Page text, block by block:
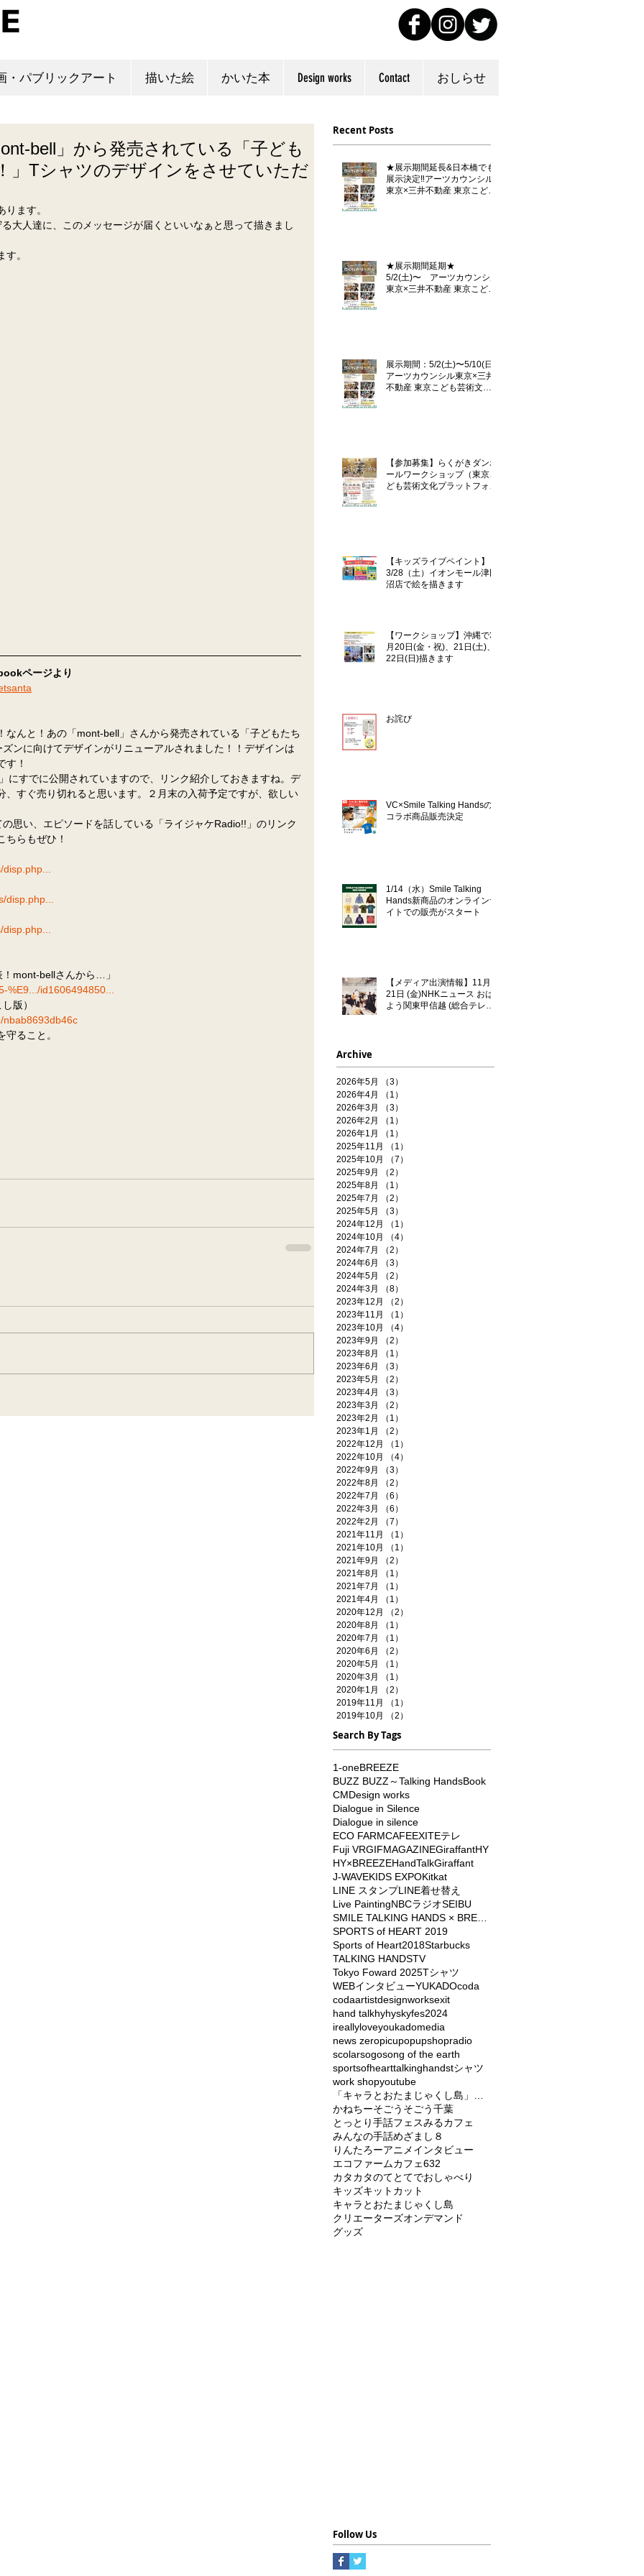
・パブリックアート 描いた絵 かいた本 Design works Contact おしらせ
bell」から発売されている「子ども
」Tシャツのデザインをさせていただ
ます。
大人達に、このメッセージが届くといいなぁと思って描きまし
。
ページより
なんと！あの「mont-bell」さんから発売されている「子どもたち
ンに向けてデザインがリニューアルされました！！デザインは
す！
にすでに公開されていますので、リンク紹介しておきますね。デ
、すぐ売り切れると思います。２月末の入荷予定ですが、欲しい
思い、エピソードを話している「ライジャケRadio!!」のリンク
ちらもぜひ！
mont-bellさんから…」
%E9.../id1606494850...
版）
nbab8693db46c
ること。
Recent Posts
★展示期間延長&日本橋でも
展示決定‼️アーツカウンシル
東京×三井不動産 東京こども
★展示期間延期★
5/2(土)〜 アーツカウンシル
東京×三井不動産 東京こども
展示期間：5/2(土)〜5/10(日)
アーツカウンシル東京×三井
不動産 東京こども芸術文化
【参加募集】らくがきダンボ
ールワークショップ（東京こ
ども芸術文化プラットフォー
【キッズライブペイント】
3/28（土）イオンモール津田
沼店で絵を描きます
【ワークショップ】沖縄で3
月20日(金・祝)、21日(土)、
22日(日)描きます
お詫び
VC×Smile Talking Handsの
コラボ商品販売決定
1/14（水）Smile Talking
Hands新商品のオンラインサ
イトでの販売がスタート
【メディア出演情報】11月
21日 (金)NHKニュース おは
よう関東甲信越 (総合テレビ)
Archive
2026年5月 （3）
2026年4月
（1）
2026年3月
（3）
2026年2月
（1）
2026年1月
（1）
2025年11月
（1）
2025年10月
（7）
2025年9月
（2）
2025年8月
（1）
2025年7月
（2）
2025年5月
（3）
2024年12月
（1）
2024年10月
（4）
2024年7月
（2）
2024年6月
（3）
2024年5月
（2）
2024年3月
（8）
2023年12月
（2）
2023年11月
（1）
2023年10月
（4）
2023年9月
（2）
2023年8月
（1）
2023年6月
（3）
2023年5月
（2）
2023年4月
（3）
2023年3月
（2）
2023年2月
（1）
2023年1月
（2）
2022年12月
（1）
2022年10月
（4）
2022年9月
（3）
2022年8月
（2）
2022年7月
（6）
2022年3月
（6）
2022年2月
（7）
2021年11月
（1）
2021年10月
（1）
2021年9月
（2）
2021年8月
（1）
2021年7月
（1）
2021年4月
（1）
2020年12月
（2）
2020年8月
（1）
2020年7月
（1）
2020年6月
（2）
2020年5月
（1）
2020年3月
（1）
2020年1月
（2）
2019年11月
（1）
2019年10月
（2）
Search By Tags
1-oneBREEZE
BUZZ BUZZ～Talking HandsBook
CMDesign works
Dialogue in Silence
Dialogue in silence
ECO FARMCAFEEXITEテレ
Fuji VRGIFMAGAZINEGiraffantHY
HY×BREEZEHandTalkGiraffant
J-WAVEKIDS EXPOKitkat
LINE スタンプLINE着せ替え
Live PaintingNBCラジオSEIBU
SPORTS of HEART 2019
Sports of Heart2018Starbucks
TALKING HANDSTV
Tokyo Foward 2025Tシャツ
WEBインタビューYUKADOcoda
codaartistdesignworksexit
hand talkhyhyskyfes2024
ireallyloveyoukadomedia
news zeropicupopupshopradio
scolarsogosong of the earth
sportsofhearttalkinghandstシャツ
work shopyoutube
かねちーそごう そごう千葉
とっとり手話フェスみるカフェ
みんなの手話めざまし８
りんたろーアニメインタビュー
エコファームカフェ632
カタカタのてとてでおしゃべり
キッズキットカット
キャラとおたまじゃくし島
クリエーターズオンデマンド
グッズ
Follow Us